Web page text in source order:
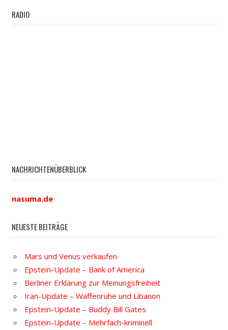
RADIO
NACHRICHTENÜBERBLICK
nasuma.de
NEUESTE BEITRÄGE
Mars und Venus verkaufen
Epstein-Update – Bank of America
Berliner Erklärung zur Meinungsfreiheit
Iran-Update – Waffenruhe und Libanon
Epstein-Update – Buddy Bill Gates
Epstein-Update – Mehrfach-kriminell